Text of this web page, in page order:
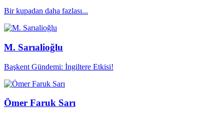
Bir kupadan daha fazlası...
M. Sarıalioğlu
Başkent Gündemi: İngiltere Etkisi!
Ömer Faruk Sarı